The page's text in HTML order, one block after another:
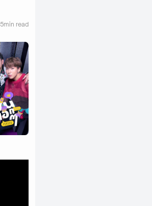
5min read